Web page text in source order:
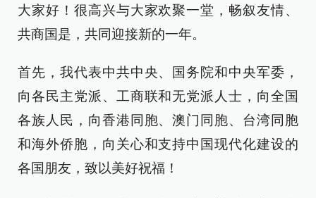
大家好！很高兴与大家欢聚一堂，畅叙友情、
共商国是，共同迎接新的一年。
首先，我代表中共中央、国务院和中央军委，
向各民主党派、工商联和无党派人士，向全国
各族人民，向香港同胞、澳门同胞、台湾同胞
和海外侨胞，向关心和支持中国现代化建设的
各国朋友，致以美好祝福！